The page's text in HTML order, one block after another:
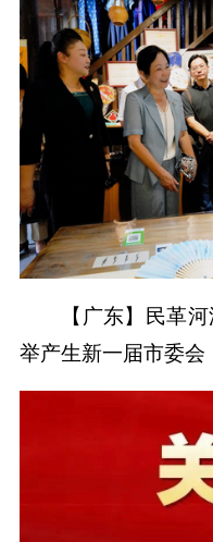
【广东】民革
举产生新一届市委会